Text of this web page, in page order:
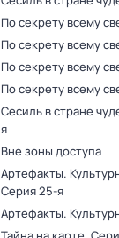
По секрету всему
По секрету всему
По секрету всему
По секрету всему
Сесиль в стране
я
Вне зоны доступа
Артефакты.
Серия 25-я
Артефакты.